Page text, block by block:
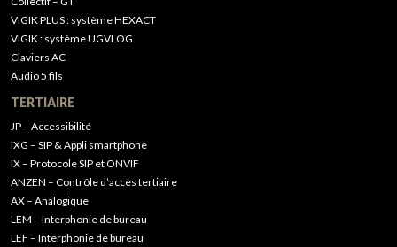
VIGIK PLUS : système HEXACT
VIGIK : système UGVLOG
Claviers AC
Audio 5 fils
TERTIAIRE
JP – Accessibilité
IXG – SIP & Appli smartphone
IX – Protocole SIP et ONVIF
ANZEN – Contrôle d’accès tertiaire
AX – Analogique
LEM – Interphonie de bureau
LEF – Interphonie de bureau